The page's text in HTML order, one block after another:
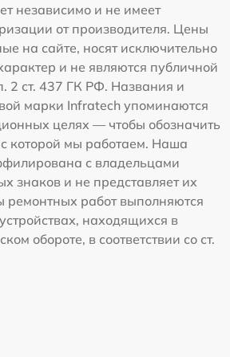
независимо и не имеет
от производителя. Цены
на сайте, носят исключительно
и не являются публичной
2 ст. 437 ГК РФ. Названия и
марки Infratech упоминаются
целях — чтобы обозначить
которой мы работаем. Наша
с владельцами
знаков и не представляет их
ремонтных работ выполняются
находящихся в
обороте, в соответствии со ст.